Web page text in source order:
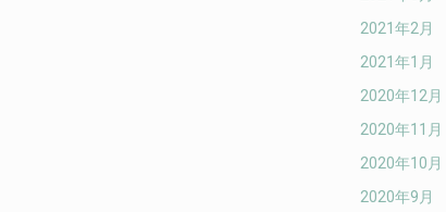
2021年2月
2021年1月
2020年12月
2020年11月
2020年10月
2020年9月